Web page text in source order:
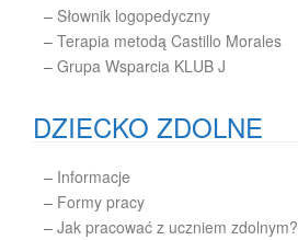
– Słownik logopedyczny
– Terapia metodą Castillo Morales
– Grupa Wsparcia KLUB J
DZIECKO ZDOLNE
– Informacje
– Formy pracy
– Jak pracować z uczniem zdolnym?